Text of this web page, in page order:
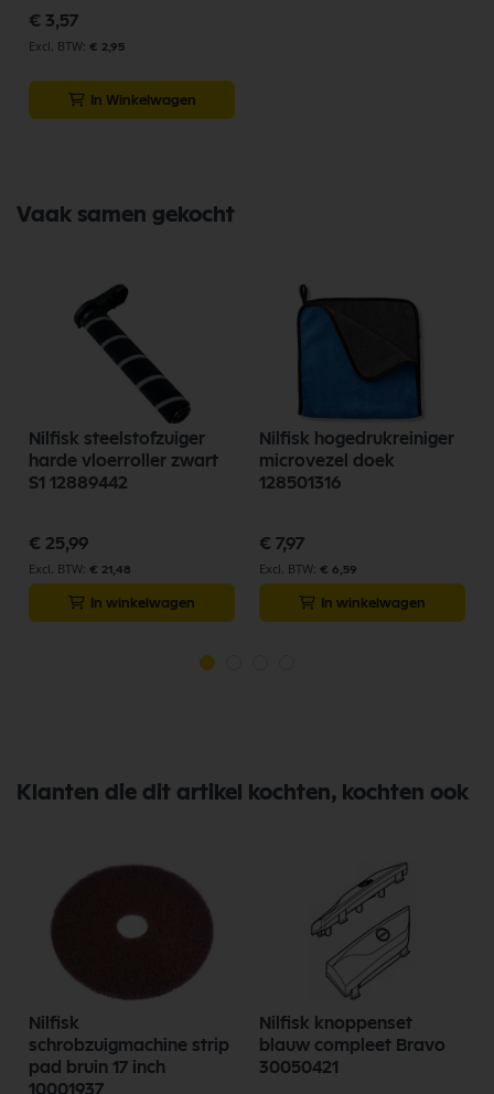
€ 3,57
€ 2,95
In Winkelwagen
Vaak samen gekocht
Nilfisk steelstofzuiger
harde vloerroller zwart
S1 12889442
€ 25,99
€ 21,48
In winkelwagen
Nilfisk hogedrukreiniger
microvezel doek
128501316
€ 7,97
€ 6,59
In winkelwagen
Klanten die dit artikel kochten, kochten ook
Nilfisk
schrobzuigmachine strip
pad bruin 17 inch
10001937
Nilfisk knoppenset
blauw compleet Bravo
30050421